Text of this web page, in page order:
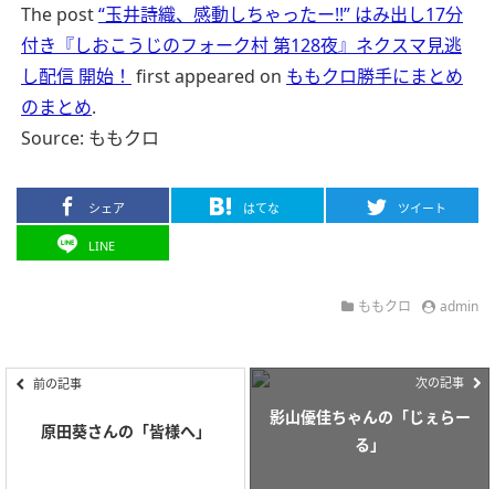
The post“玉井詩織、感動しちゃったー!!” はみ出し17分
付き『しおこうじのフォーク村 第128夜』ネクスマ見逃
し配信 開始！ first appeared on ももクロ勝手にまとめ
のまとめ.
Source: ももクロ
シェア はてな ツイート
LINE
ももクロ admin
前の記事
原田葵さんの「皆様へ」
次の記事
影山優佳ちゃんの「じぇらー
る」